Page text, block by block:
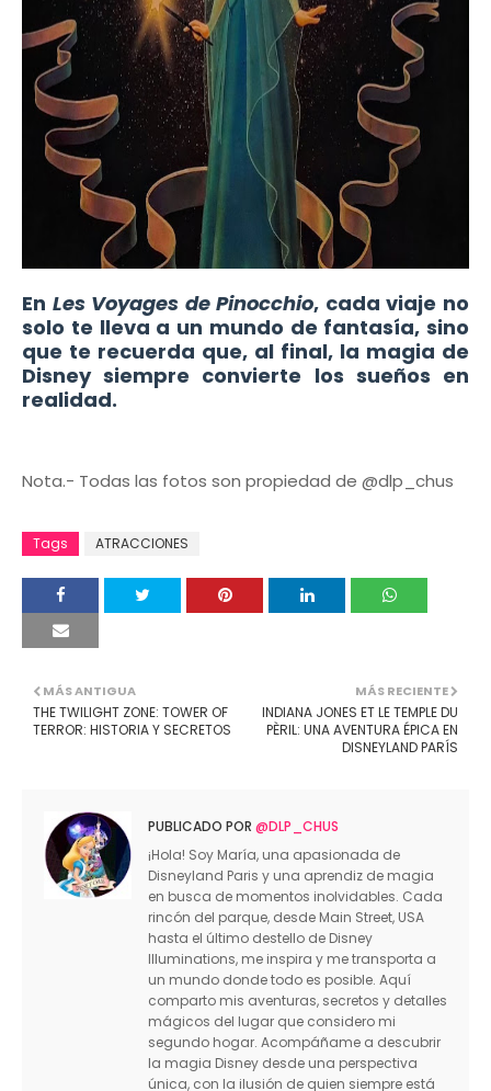
En Les Voyages de Pinocchio, cada viaje no
solo te lleva a un mundo de fantasía, sino
que te recuerda que, al final, la magia de
Disney siempre convierte los sueños en
realidad.
Nota.- Todas las fotos son propiedad de @dlp_chus
Tags ATRACCIONES
MÁS RECIENTE
INDIANA JONES ET LE TEMPLE DU
PÈRIL: UNA AVENTURA ÉPICA EN
DISNEYLAND PARÍS
MÁS ANTIGUA
THE TWILIGHT ZONE: TOWER OF
TERROR: HISTORIA Y SECRETOS
PUBLICADO POR @DLP_CHUS
¡Hola! Soy María, una apasionada de
Disneyland Paris y una aprendiz de magia
en busca de momentos inolvidables. Cada
rincón del parque, desde Main Street, USA
hasta el último destello de Disney
Illuminations, me inspira y me transporta a
un mundo donde todo es posible. Aquí
comparto mis aventuras, secretos y detalles
mágicos del lugar que considero mi
segundo hogar. Acompáñame a descubrir
la magia Disney desde una perspectiva
única, con la ilusión de quien siempre está